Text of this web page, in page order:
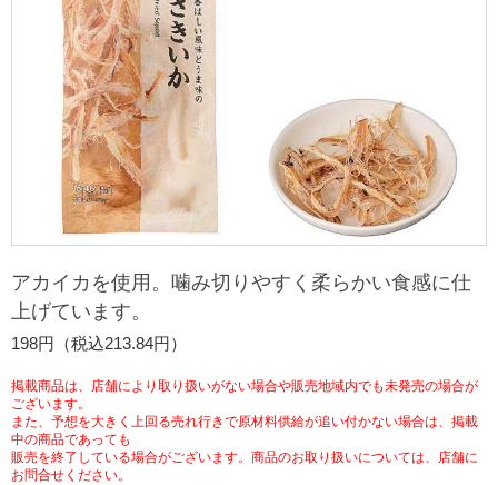
来週の新商品
商品カテゴリ一覧
セブンプレミアム
食の安全・安心への取組み
ギフト
プリペイドカード・金券
ニンテンドー・ダウンロードカード
サービストップ
nanacoトップ
マルチコピー機でできること
マルチコピー機でできることトップ
コピー
プリント
スキャン
ファクス
便利なサービス
宅配便
切手・はがき・印紙
セブン銀行ATM
ご利用可能なお支払い方法
チケットサービス
セブンチケット
チケットぴあ
イープラス
セブン‐イレブンでお受取り
タワーレコード
セブンネットショッピング
停電時のサービス停止のお知らせ
企業情報
企業情報トップ
ニュースリリース
ごあいさつ
企業理念
会社概要
貸借対照表・損益計算書
沿革
私たちの取組み
サステナビリティ
サステナビリティトップ
セブン＆アイ・ホールディングスの重点課題
サステナビリティ活動基本方針
サステナビリティ推進体制
GREEN CHALLENGE 2050
加盟店オーナー募集
店舗検索
ネットショッピング
お問い合わせ
アカイカを使用。噛み切りやすく柔らかい食感に仕
上げています。
198円（税込213.84円）
掲載商品は、店舗により取り扱いがない場合や販売地域内でも未発売の場合が
ございます。
また、予想を大きく上回る売れ行きで原材料供給が追い付かない場合は、掲載
中の商品であっても
販売を終了している場合がございます。商品のお取り扱いについては、店舗に
お問合せください。